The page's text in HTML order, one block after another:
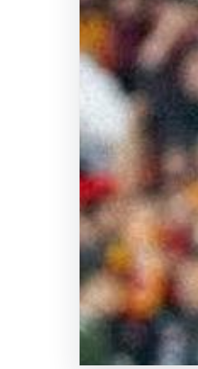
Bahçe
Mutfakları
ve
Modern
Yaşam
Bölgeleri